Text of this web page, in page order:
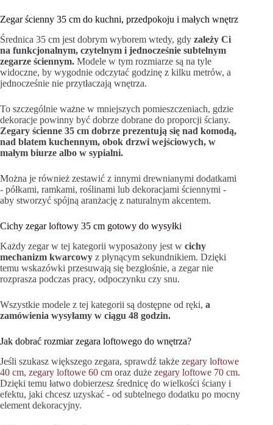
Zegar ścienny 35 cm do kuchni, przedpokoju i małych wnętrz
Średnica 35 cm jest dobrym wyborem wtedy, gdy zależy Ci
na funkcjonalnym, czytelnym i jednocześnie subtelnym
zegarze ściennym. Modele w tym rozmiarze są na tyle
widoczne, by wygodnie odczytać godzinę z kilku metrów, a
jednocześnie nie przytłaczają wnętrza.
To szczególnie ważne w mniejszych pomieszczeniach, gdzie
dekoracje powinny być dobrze dobrane do proporcji ściany.
Zegary ścienne 35 cm dobrze prezentują się nad komodą,
nad blatem kuchennym, obok drzwi wejściowych, w
małym biurze albo w sypialni.
Można je również zestawić z innymi drewnianymi dodatkami
- półkami, ramkami, roślinami lub dekoracjami ściennymi -
aby stworzyć spójną aranżację z naturalnym akcentem.
Cichy zegar loftowy 35 cm gotowy do wysyłki
Każdy zegar w tej kategorii wyposażony jest w cichy
mechanizm kwarcowy z płynącym sekundnikiem. Dzięki
temu wskazówki przesuwają się bezgłośnie, a zegar nie
rozprasza podczas pracy, odpoczynku czy snu.
Wszystkie modele z tej kategorii są dostępne od ręki, a
zamówienia wysyłamy w ciągu 48 godzin.
Jak dobrać rozmiar zegara loftowego do wnętrza?
Jeśli szukasz większego zegara, sprawdź także zegary loftowe
40 cm, zegary loftowe 60 cm oraz duże zegary loftowe 70 cm.
Dzięki temu łatwo dobierzesz średnicę do wielkości ściany i
efektu, jaki chcesz uzyskać - od subtelnego dodatku po mocny
element dekoracyjny.